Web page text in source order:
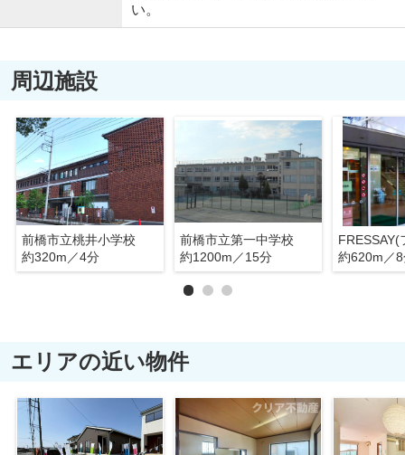
い。
周辺施設
前橋市立桃井小学校
約320m／4分
前橋市立第一中学校
約1200m／15分
約620m／
エリアの近い物件